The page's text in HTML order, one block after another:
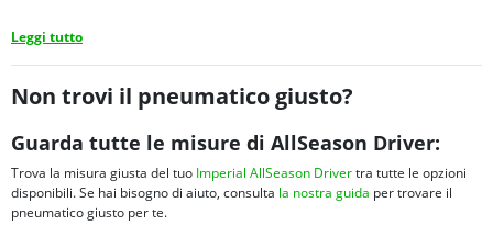
Leggi tutto
Non trovi il pneumatico giusto?
Guarda tutte le misure di AllSeason Driver:
Trova la misura giusta del tuo Imperial AllSeason Drivertra tutte le opzioni
disponibili. Se hai bisogno di aiuto, consulta la nostra guida per trovare il
pneumatico giusto per te.